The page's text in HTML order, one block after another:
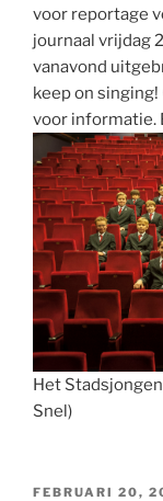
voor reportage
journaal vrijdag
vanavond
keep on singing!
voor informatie.
Het
Snel)
GEPLAATST
FEBRUARI 20,